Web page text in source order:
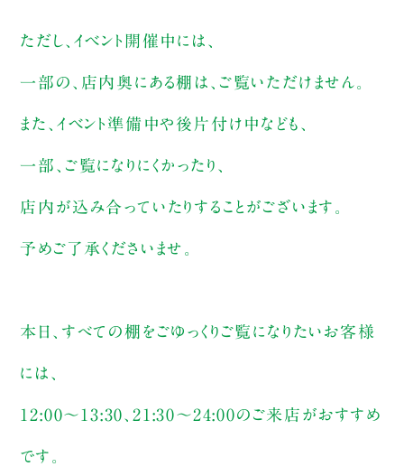
ただし、イベント開催中には、
一部の、店内奥にある棚は、ご覧いただけません。
また、イベント準備中や後片付け中なども、
一部、ご覧になりにくかったり、
店内が込み合っていたりすることがございます。
予めご了承くださいませ。
本日、すべての棚をごゆっくりご覧になりたいお客様
には、
12:00～13:30、21:30〜24:00のご来店がおすすめ
です。